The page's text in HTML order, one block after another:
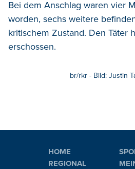
Bei dem Anschlag waren vier
worden, sechs weitere
kritischem Zustand. Den Täter
erschossen.
br/rkr - Bild: Justin
HOME
REGIONAL